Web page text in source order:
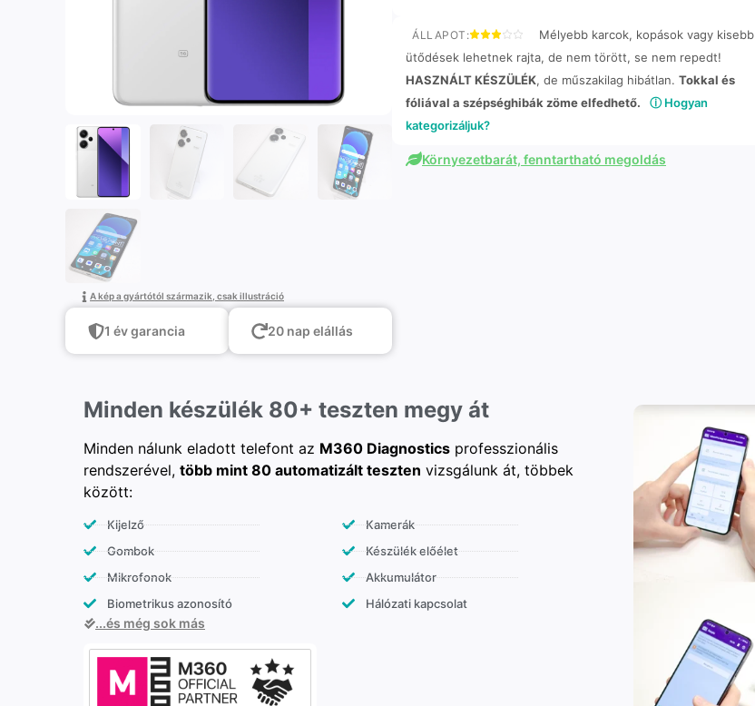
A kép a gyártótól származik, csak illustráció
1 év garancia 20 nap elállás
ÁLLAPOT:
Mélyebb karcok, kopások vagy kisebb
ütődések lehetnek rajta, de nem törött, se nem repedt!
HASZNÁLT KÉSZÜLÉK, de műszakilag hibátlan. Tokkal és
fóliával a szépséghibák zöme elfedhető.
ⓘ Hogyan
kategorizáljuk?
Környezetbarát, fenntartható megoldás
Minden készülék 80+ teszten megy át
Minden nálunk eladott telefont az M360 Diagnostics professzionális
rendszerével, több mint 80 automatizált teszten vizsgálunk át, többek
között:
Kijelző
Gombok
Mikrofonok
Biometrikus azonosító
Kamerák
Készülék előélet
Akkumulátor
Hálózati kapcsolat
...és még sok más